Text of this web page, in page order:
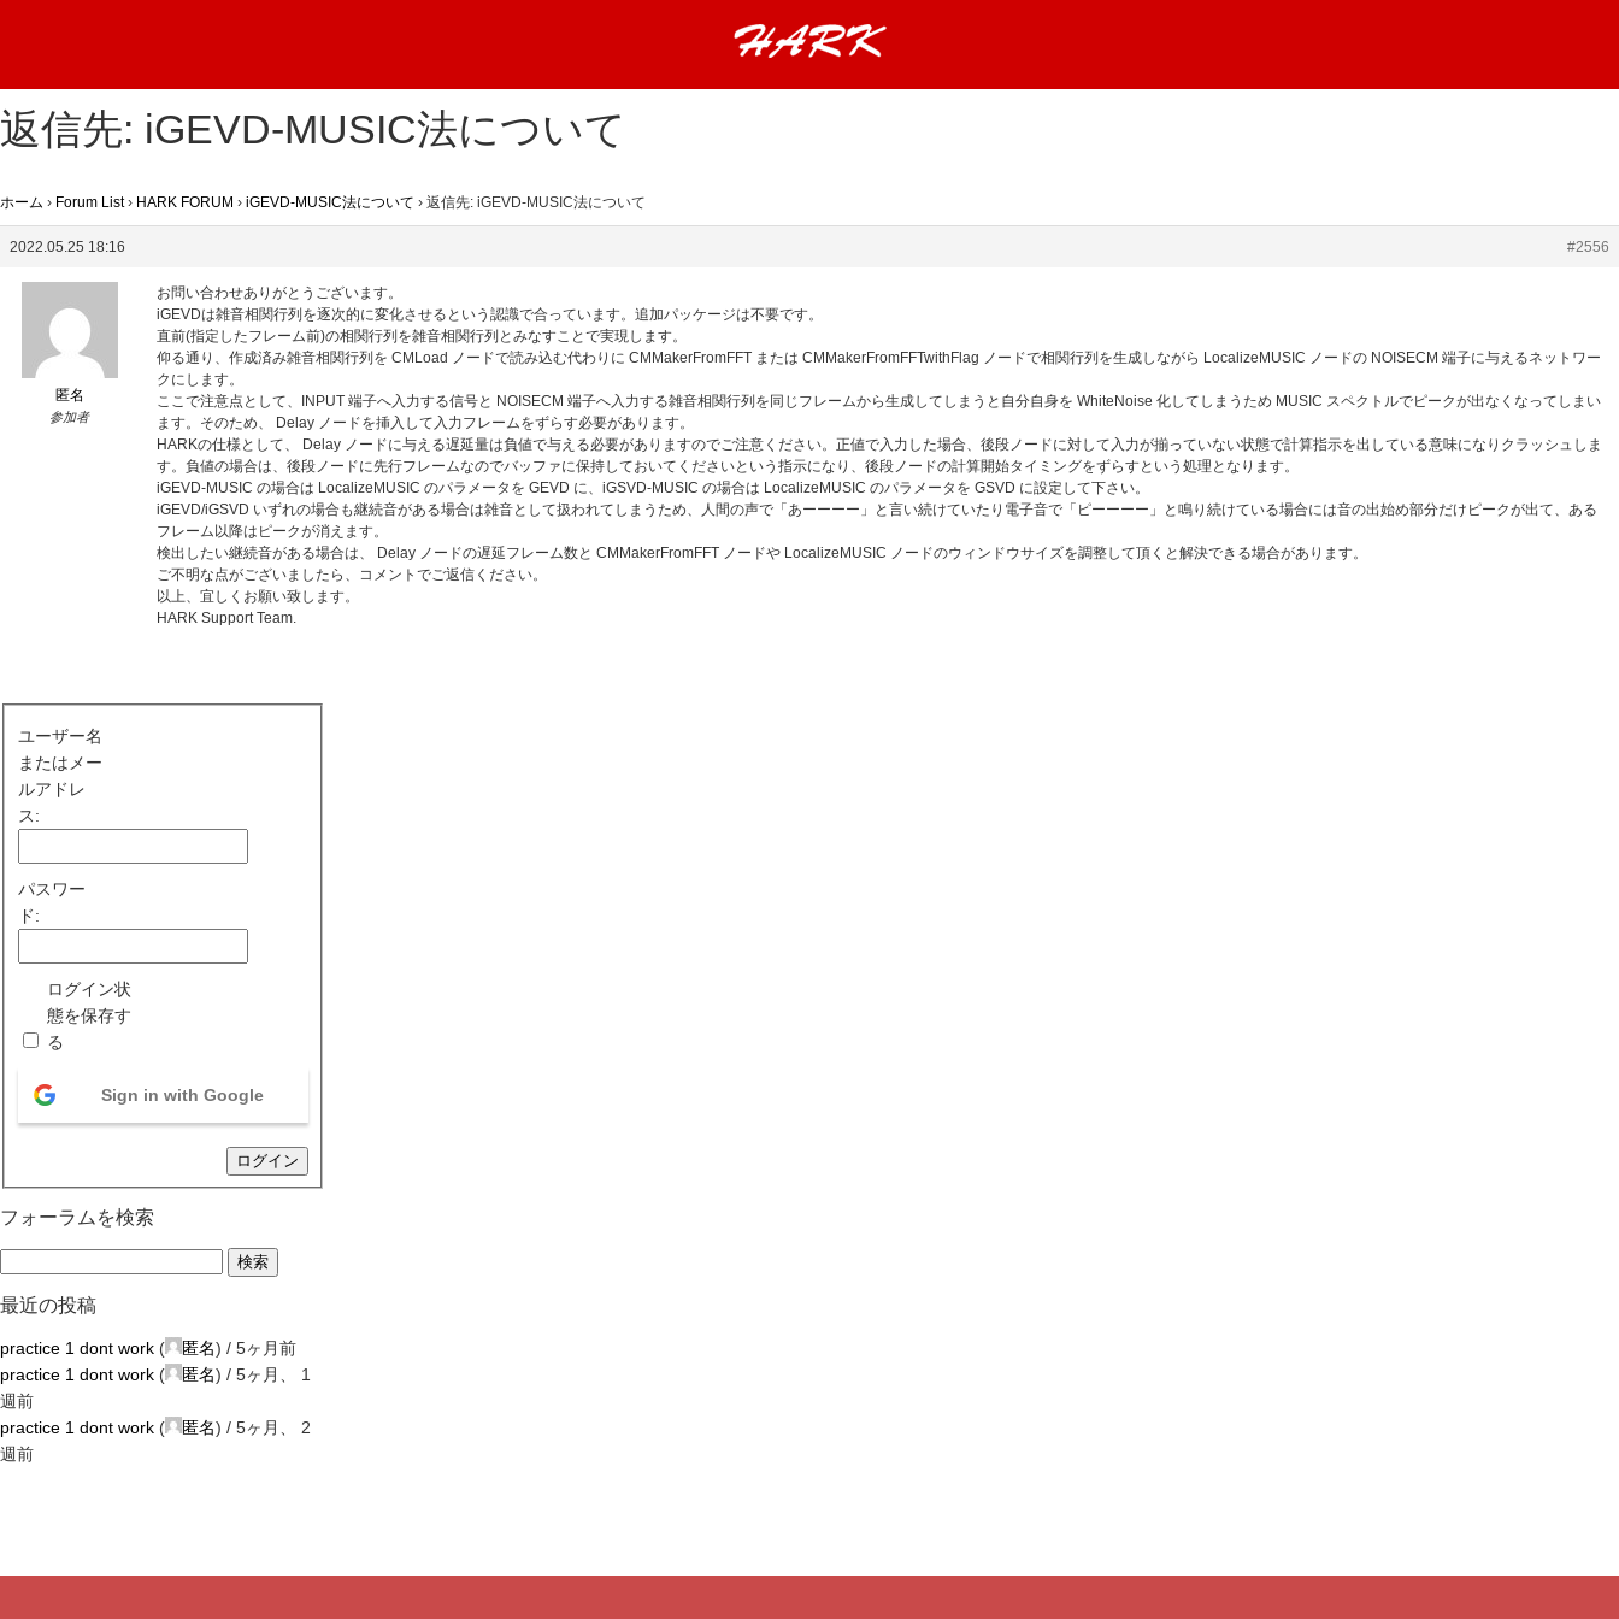
返信先: iGEVD-MUSIC法について
ホーム › Forum List › HARK FORUM › iGEVD-MUSIC法について › 返信先: iGEVD-MUSIC法について
2022.05.25 18:16 #2556
匿名
参加者
お問い合わせありがとうございます。
iGEVDは雑音相関行列を逐次的に変化させるという認識で合っています。追加パッケージは不要です。
直前(指定したフレーム前)の相関行列を雑音相関行列とみなすことで実現します。
仰る通り、作成済み雑音相関行列を CMLoad ノードで読み込む代わりに CMMakerFromFFT または CMMakerFromFFTwithFlag ノードで相関行列を生成しながら LocalizeMUSIC ノードの NOISECM 端子に与えるネットワー
クにします。
ここで注意点として、INPUT 端子へ入力する信号と NOISECM 端子へ入力する雑音相関行列を同じフレームから生成してしまうと自分自身を WhiteNoise 化してしまうため MUSIC スペクトルでピークが出なくなってしまい
ます。そのため、 Delay ノードを挿入して入力フレームをずらす必要があります。
HARKの仕様として、 Delay ノードに与える遅延量は負値で与える必要がありますのでご注意ください。正値で入力した場合、後段ノードに対して入力が揃っていない状態で計算指示を出している意味になりクラッシュしま
す。負値の場合は、後段ノードに先行フレームなのでバッファに保持しておいてくださいという指示になり、後段ノードの計算開始タイミングをずらすという処理となります。
iGEVD-MUSIC の場合は LocalizeMUSIC のパラメータを GEVD に、iGSVD-MUSIC の場合は LocalizeMUSIC のパラメータを GSVD に設定して下さい。
iGEVD/iGSVD いずれの場合も継続音がある場合は雑音として扱われてしまうため、人間の声で「あーーーー」と言い続けていたり電子音で「ピーーーー」と鳴り続けている場合には音の出始め部分だけピークが出て、ある
フレーム以降はピークが消えます。
検出したい継続音がある場合は、 Delay ノードの遅延フレーム数と CMMakerFromFFT ノードや LocalizeMUSIC ノードのウィンドウサイズを調整して頂くと解決できる場合があります。
ご不明な点がございましたら、コメントでご返信ください。
以上、宜しくお願い致します。
HARK Support Team.
ユーザー名
またはメー
ルアドレ
ス:
パスワー
ド:
ログイン状
態を保存す
る
Sign in with Google
ログイン
フォーラムを検索
最近の投稿
practice 1 dont work ( 匿名) / 5ヶ月前
practice 1 dont work ( 匿名) / 5ヶ月、 1
週前
practice 1 dont work ( 匿名) / 5ヶ月、 2
週前